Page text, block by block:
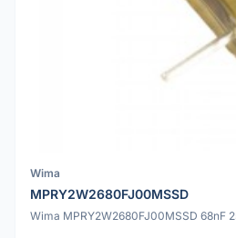
Wima
MPRY2W2680FJ00MSSD
Wima MPRY2W2680FJ00MSSD 68nF